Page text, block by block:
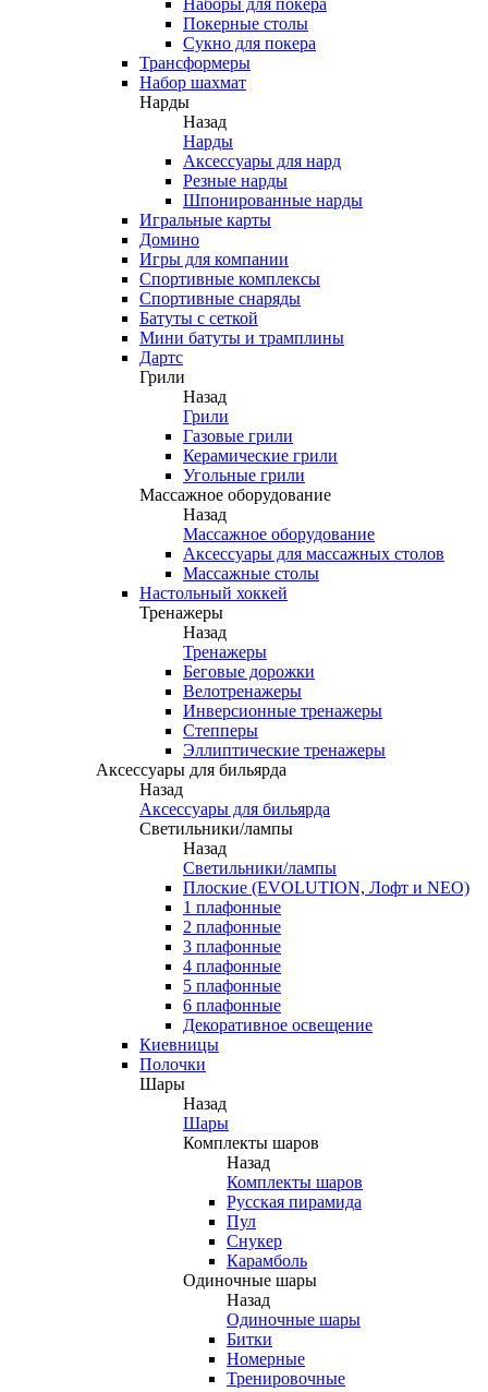
Наборы для покера
Покерные столы
Сукно для покера
Трансформеры
Набор шахмат
Нарды
Назад
Нарды
Аксессуары для нард
Резные нарды
Шпонированные нарды
Игральные карты
Домино
Игры для компании
Спортивные комплексы
Спортивные снаряды
Батуты с сеткой
Мини батуты и трамплины
Дартс
Грили
Назад
Грили
Газовые грили
Керамические грили
Угольные грили
Массажное оборудование
Назад
Массажное оборудование
Аксессуары для массажных столов
Массажные столы
Настольный хоккей
Тренажеры
Назад
Тренажеры
Беговые дорожки
Велотренажеры
Инверсионные тренажеры
Степперы
Эллиптические тренажеры
Аксессуары для бильярда
Назад
Аксессуары для бильярда
Светильники/лампы
Назад
Светильники/лампы
Плоские (EVOLUTION, Лофт и NEO)
1 плафонные
2 плафонные
3 плафонные
4 плафонные
5 плафонные
6 плафонные
Декоративное освещение
Киевницы
Полочки
Шары
Назад
Шары
Комплекты шаров
Назад
Комплекты шаров
Русская пирамида
Пул
Снукер
Карамболь
Одиночные шары
Назад
Одиночные шары
Битки
Номерные
Тренировочные